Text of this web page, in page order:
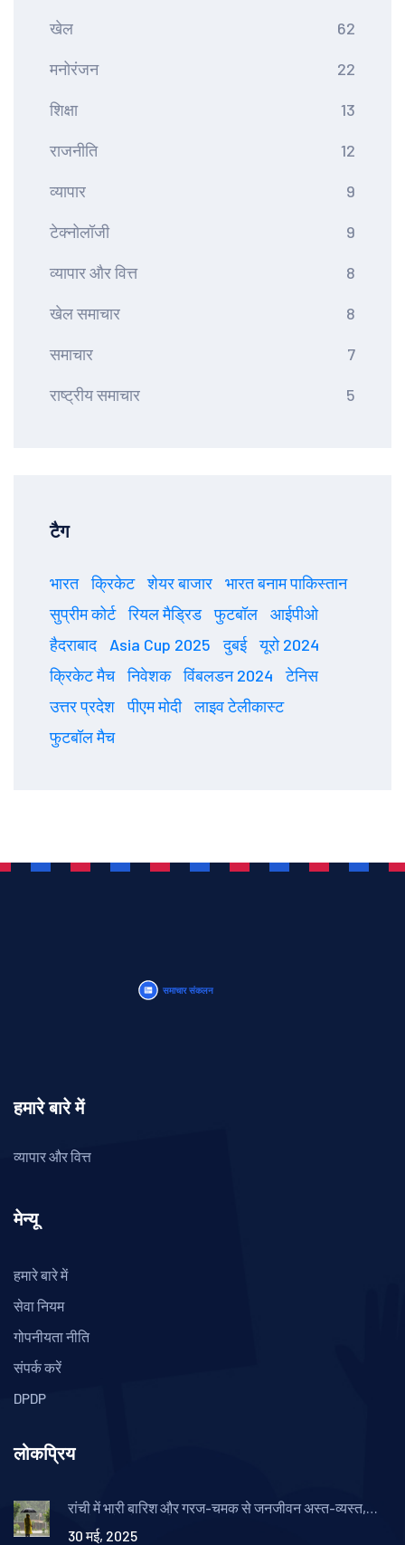
खेल 62
मनोरंजन 22
शिक्षा 13
राजनीति 12
व्यापार 9
टेक्नोलॉजी 9
व्यापार और वित्त 8
खेल समाचार 8
समाचार 7
राष्ट्रीय समाचार 5
टैग
भारत क्रिकेट शेयर बाजार
भारत बनाम पाकिस्तान
सुप्रीम कोर्ट
रियल मैड्रिड फुटबॉल
आईपीओ
हैदराबाद
Asia Cup 2025 दुबई
यूरो 2024
क्रिकेट मैच
निवेशक विंबलडन 2024
टेनिस
उत्तर प्रदेश
पीएम मोदी
लाइव टेलीकास्ट
फुटबॉल मैच
हमारे बारे में
व्यापार और वित्त
मेन्यू
हमारे बारे में
सेवा नियम
गोपनीयता नीति
संपर्क करें
DPDP
लोकप्रिय
रांची में भारी बारिश और गरज-चमक से जनजीवन अस्त-व्यस्त,
30 मई, 2025